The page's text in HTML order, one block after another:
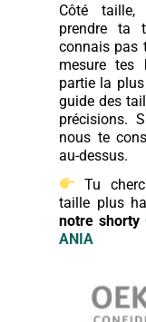
Côté
prendre ta
connais pas
mesure tes
partie la
guide des
précisions.
nous te
au-dessus.
Tu
taille plus
notre shorty
ANIA